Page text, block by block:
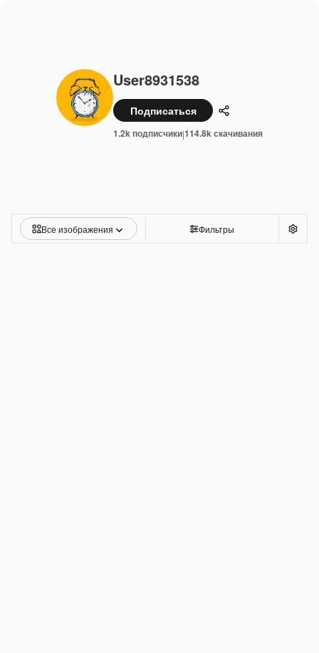
User8931538
Подписаться Поделиться
1.2k подписчики|114.8k скачивания
Все изображения Фильтры